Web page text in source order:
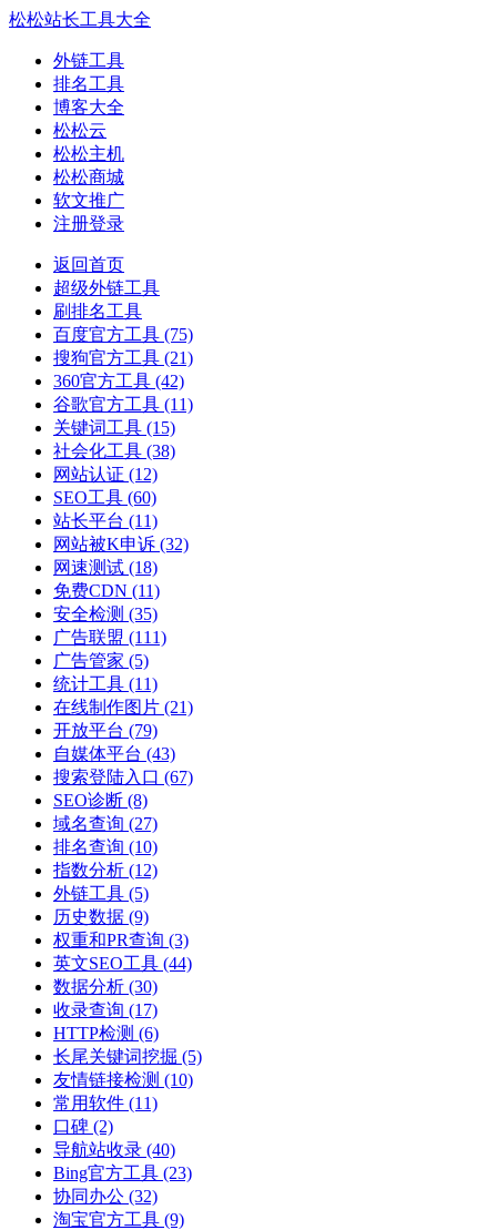
松松站长工具大全
外链工具
排名工具
博客大全
松松云
松松主机
松松商城
软文推广
注册登录
返回首页
超级外链工具
刷排名工具
百度官方工具 (75)
搜狗官方工具 (21)
360官方工具 (42)
谷歌官方工具 (11)
关键词工具 (15)
社会化工具 (38)
网站认证 (12)
SEO工具 (60)
站长平台 (11)
网站被K申诉 (32)
网速测试 (18)
免费CDN (11)
安全检测 (35)
广告联盟 (111)
广告管家 (5)
统计工具 (11)
在线制作图片 (21)
开放平台 (79)
自媒体平台 (43)
搜索登陆入口 (67)
SEO诊断 (8)
域名查询 (27)
排名查询 (10)
指数分析 (12)
外链工具 (5)
历史数据 (9)
权重和PR查询 (3)
英文SEO工具 (44)
数据分析 (30)
收录查询 (17)
HTTP检测 (6)
长尾关键词挖掘 (5)
友情链接检测 (10)
常用软件 (11)
口碑 (2)
导航站收录 (40)
Bing官方工具 (23)
协同办公 (32)
淘宝官方工具 (9)